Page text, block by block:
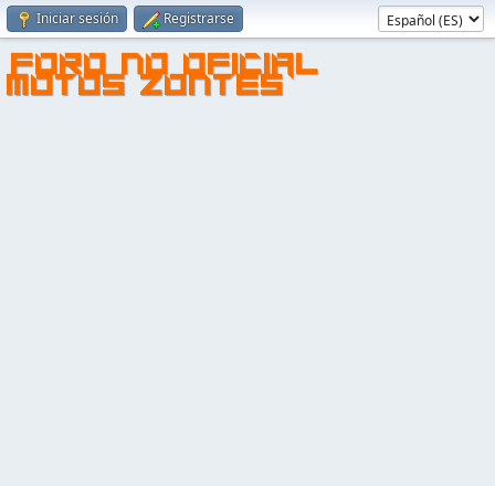
Iniciar sesión Registrarse
FORO NO OFICIAL
MOTOS ZONTES